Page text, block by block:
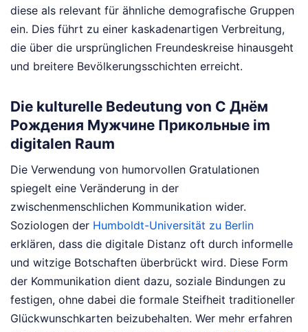
diese als relevant für ähnliche demografische Gruppen
ein. Dies führt zu einer kaskadenartigen Verbreitung,
die über die ursprünglichen Freundeskreise hinausgeht
und breitere Bevölkerungsschichten erreicht.
Die kulturelle Bedeutung von С Днём
Рождения Мужчине Прикольные im
digitalen Raum
Die Verwendung von humorvollen Gratulationen
spiegelt eine Veränderung in der
zwischenmenschlichen Kommunikation wider.
Soziologen der Humboldt-Universität zu Berlin
erklären, dass die digitale Distanz oft durch informelle
und witzige Botschaften überbrückt wird. Diese Form
der Kommunikation dient dazu, soziale Bindungen zu
festigen, ohne dabei die formale Steifheit traditioneller
Glückwunschkarten beizubehalten. Wer mehr erfahren